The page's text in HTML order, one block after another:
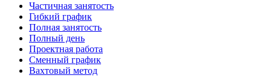
Частичная занятость
Гибкий график
Полная занятость
Полный день
Проектная работа
Сменный график
Вахтовый метод